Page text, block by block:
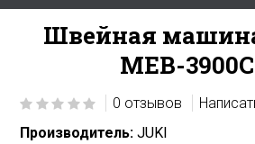
Швейная
MEB-3900C
0 отзывов
Производитель: JUKI